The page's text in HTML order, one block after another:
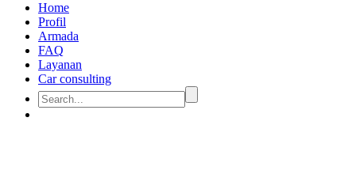
Home
Profil
Armada
FAQ
Layanan
Car consulting